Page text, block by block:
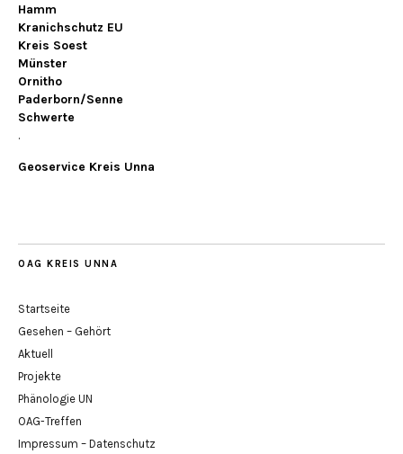
Hamm
Kranichschutz EU
Kreis Soest
Münster
Ornitho
Paderborn/Senne
Schwerte
.
Geoservice Kreis Unna
OAG KREIS UNNA
Startseite
Gesehen – Gehört
Aktuell
Projekte
Phänologie UN
OAG-Treffen
Impressum – Datenschutz